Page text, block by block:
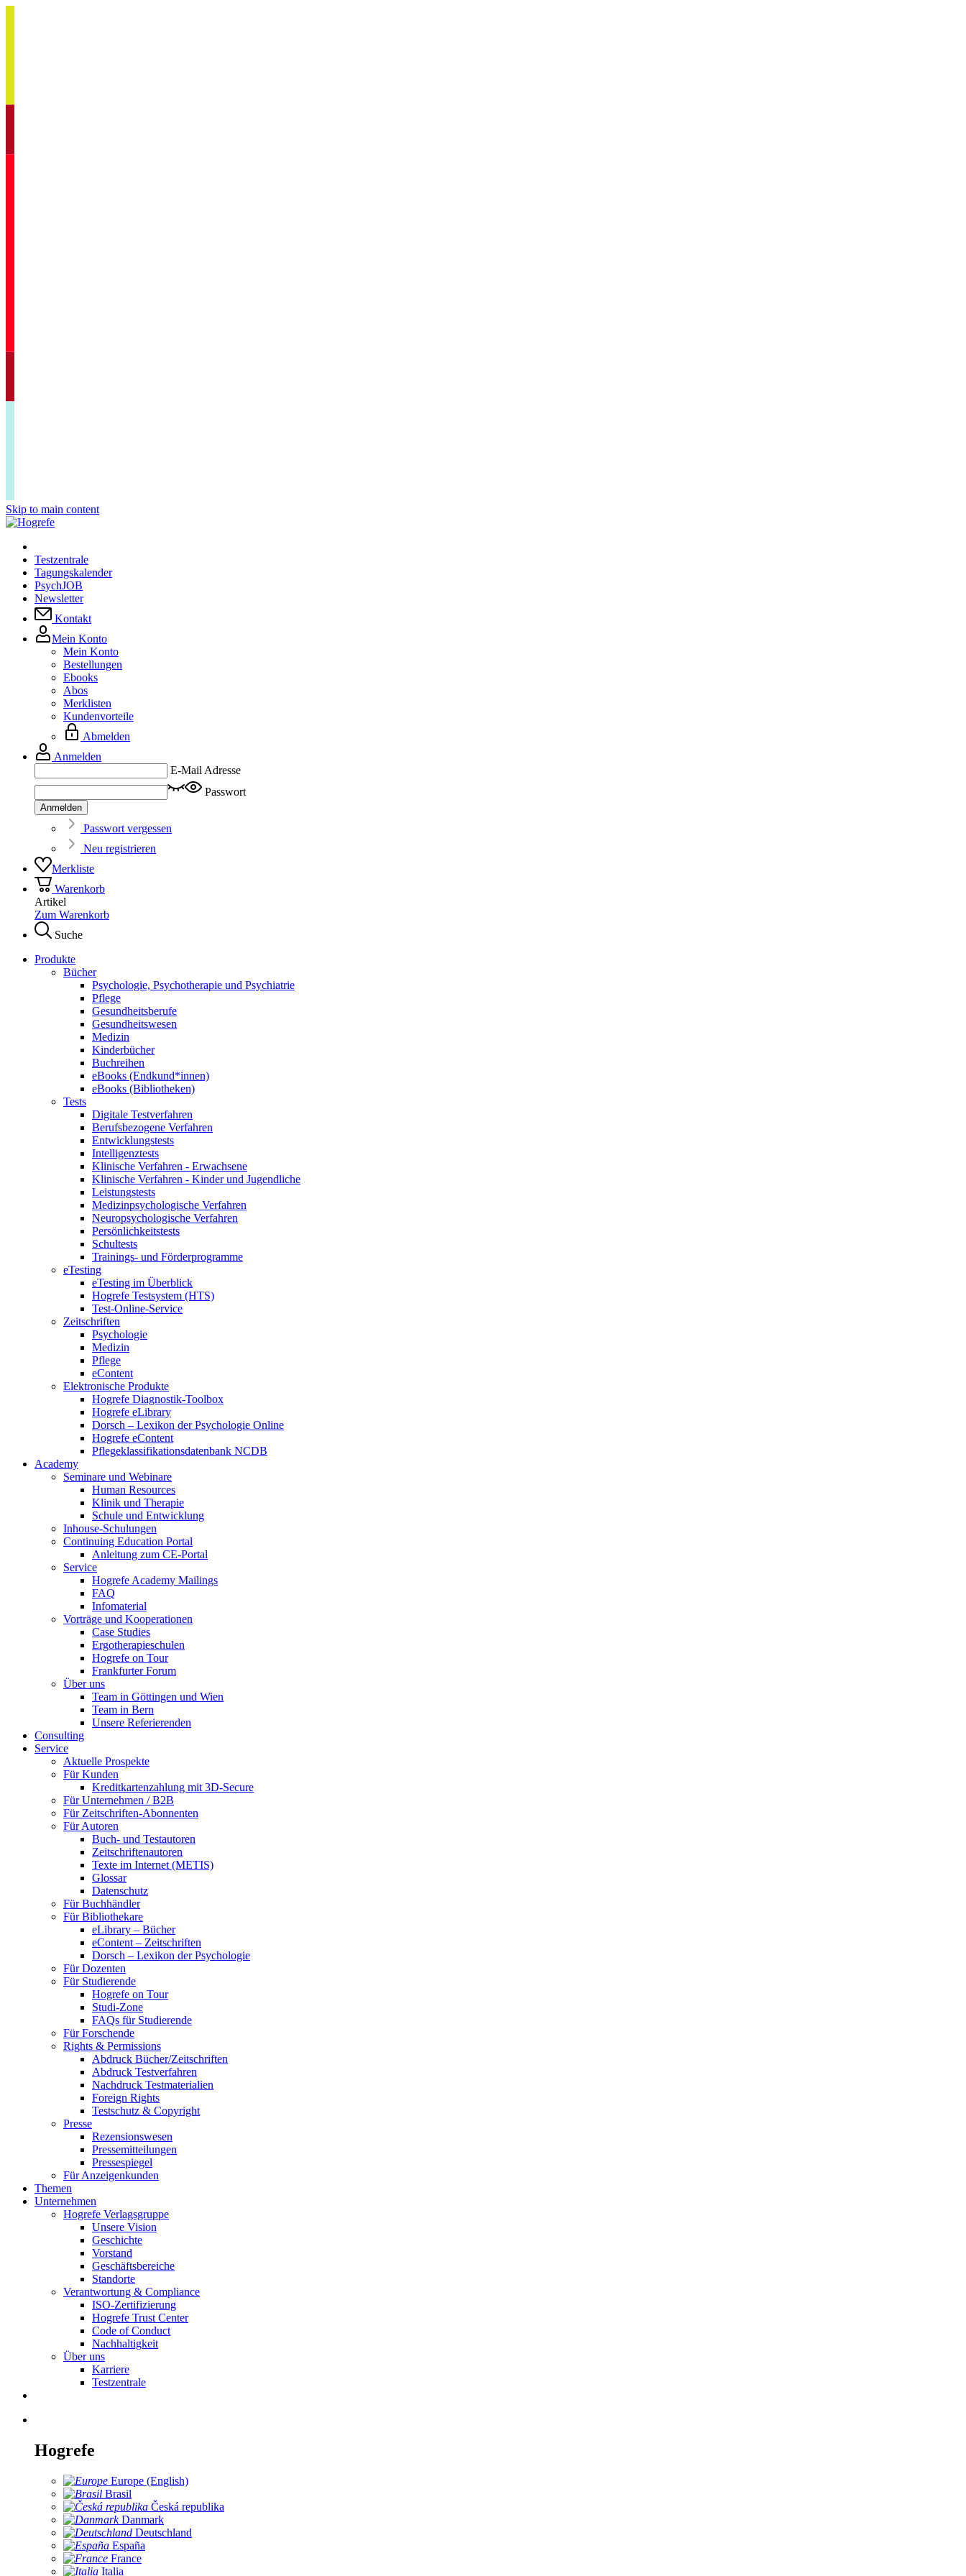
Skip to main content
Testzentrale
Tagungskalender
PsychJOB
Newsletter
Kontakt
Mein Konto
Mein Konto
Bestellungen
Ebooks
Abos
Merklisten
Kundenvorteile
Abmelden
Anmelden
E-Mail Adresse
Passwort
Anmelden
Passwort vergessen
Neu registrieren
Merkliste
Warenkorb
Artikel
Zum Warenkorb
Suche
Produkte
Bücher
Psychologie, Psychotherapie und Psychiatrie
Pflege
Gesundheitsberufe
Gesundheitswesen
Medizin
Kinderbücher
Buchreihen
eBooks (Endkund*innen)
eBooks (Bibliotheken)
Tests
Digitale Testverfahren
Berufsbezogene Verfahren
Entwicklungstests
Intelligenztests
Klinische Verfahren - Erwachsene
Klinische Verfahren - Kinder und Jugendliche
Leistungstests
Medizinpsychologische Verfahren
Neuropsychologische Verfahren
Persönlichkeitstests
Schultests
Trainings- und Förderprogramme
eTesting
eTesting im Überblick
Hogrefe Testsystem (HTS)
Test-Online-Service
Zeitschriften
Psychologie
Medizin
Pflege
eContent
Elektronische Produkte
Hogrefe Diagnostik-Toolbox
Hogrefe eLibrary
Dorsch – Lexikon der Psychologie Online
Hogrefe eContent
Pflegeklassifikationsdatenbank NCDB
Academy
Seminare und Webinare
Human Resources
Klinik und Therapie
Schule und Entwicklung
Inhouse-Schulungen
Continuing Education Portal
Anleitung zum CE-Portal
Service
Hogrefe Academy Mailings
FAQ
Infomaterial
Vorträge und Kooperationen
Case Studies
Ergotherapieschulen
Hogrefe on Tour
Frankfurter Forum
Über uns
Team in Göttingen und Wien
Team in Bern
Unsere Referierenden
Consulting
Service
Aktuelle Prospekte
Für Kunden
Kreditkartenzahlung mit 3D-Secure
Für Unternehmen / B2B
Für Zeitschriften-Abonnenten
Für Autoren
Buch- und Testautoren
Zeitschriftenautoren
Texte im Internet (METIS)
Glossar
Datenschutz
Für Buchhändler
Für Bibliothekare
eLibrary – Bücher
eContent – Zeitschriften
Dorsch – Lexikon der Psychologie
Für Dozenten
Für Studierende
Hogrefe on Tour
Studi-Zone
FAQs für Studierende
Für Forschende
Rights & Permissions
Abdruck Bücher/Zeitschriften
Abdruck Testverfahren
Nachdruck Testmaterialien
Foreign Rights
Testschutz & Copyright
Presse
Rezensionswesen
Pressemitteilungen
Pressespiegel
Für Anzeigenkunden
Themen
Unternehmen
Hogrefe Verlagsgruppe
Unsere Vision
Geschichte
Vorstand
Geschäftsbereiche
Standorte
Verantwortung & Compliance
ISO-Zertifizierung
Hogrefe Trust Center
Code of Conduct
Nachhaltigkeit
Über uns
Karriere
Testzentrale
Hogrefe
Europe (English)
Brasil
Česká republika
Danmark
Deutschland
España
France
Italia